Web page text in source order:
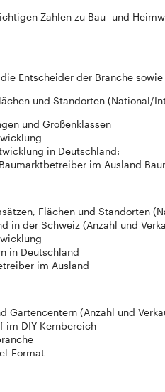
Zahlen zu Bau- und
Entscheider der Branche
und Standorten (National/
und Größenklassen
in Deutschland:
im Ausland
Flächen und Standorten
in der Schweiz (Anzahl und
in Deutschland
im Ausland
Gartencentern (Anzahl und
im DIY-Kernbereich
Format